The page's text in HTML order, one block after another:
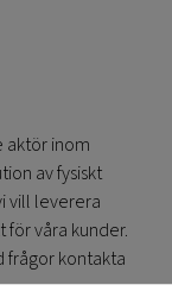
aktör inom
av fysiskt
vill leverera
för våra kunder.
frågor kontakta